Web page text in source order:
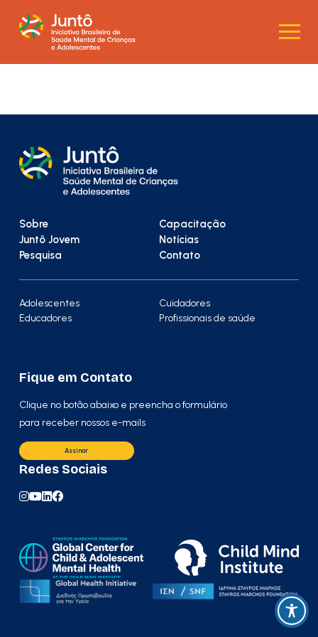
Sobre
Capacitação
Juntô Jovem
Notícias
Pesquisa
Contato
Adolescentes
Cuidadores
Educadores
Profissionais de saúde
Fique em Contato
Clique no botão abaixo e preencha o formulário
para receber nossos e-mails
Assinar
Redes Sociais